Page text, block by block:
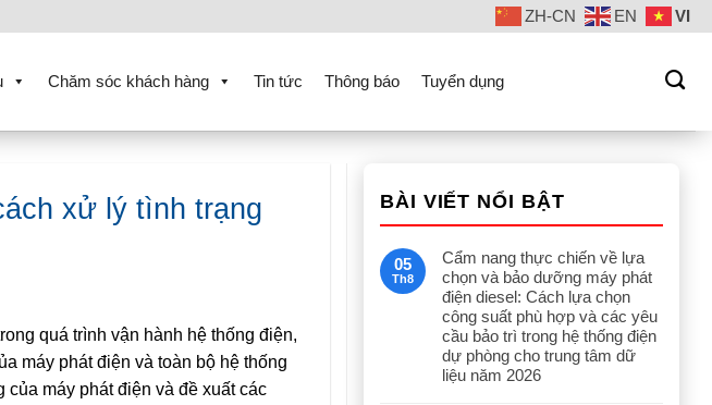
ZH-CN EN VI
Chăm sóc khách hàng Tin tức Thông báo Tuyển dụng
xử lý tình trạng
quá trình vận hành hệ thống điện,
máy phát điện và toàn bộ hệ thống
máy phát điện và đề xuất các
BÀI VIẾT NỔI BẬT
05
Th8
Cẩm nang thực chiến về lựa
chọn và bảo dưỡng máy phát
điện diesel: Cách lựa chọn
công suất phù hợp và các yêu
cầu bảo trì trong hệ thống điện
dự phòng cho trung tâm dữ
liệu năm 2026